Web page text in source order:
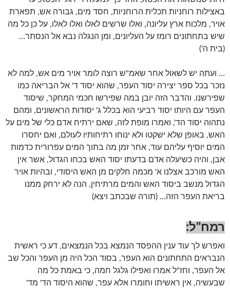
באצילות רוחניות תכלית הרוחניות, חסד מים, גבורה אש, תפארת
אויר, מלכות ארץ עליונה, ואלו שרשים לאלו ואלו לאלו, על כן כל מה
שיש בתחתונים רומז על העליונים, ומן הנגלה נבא אל הנסתר…
(בית ה')
… ועתה יש לשאול אחר שאמ"ש רוצה לומר אויר מים אש, למה לא
נזכר בכל ספר יצירה יסוד העפר, שהוא יסוד ד' אל הבריאה כמו
שפירשנו. והדבר הזה יובן במה שפירשו חכמי המחקר, שיסוד
העפר עם היותו יסוד רביעי הוא בכלל ג' יסודות הראשונים, ומהם
נתהוה יסוד הד', ואמרו מופת לזה, שאם ירתיח אדם כלי של מים על
האש, באופן שלא ישקטו ולא ינוחו רתיחותיו לעולם, ואם יחסרו
המים יוסיף עליהם עוד, אחר זמן מה בתוך המים עפרורית כדמות
אבן, והיה כשיעלה אדם בדעתו יסוד האש בכחו הגדול, אשר אין
האש מורכב אצלנו א' מכמה חלקים מן האש היסודי, ובהיות אויר
הגדול מנשב ביסוד האש והמים מרתיחין, הנה לא ירחק ממנו
בריאת העפר הזה… (תורה שבכתב ויצא)
רמח"ל:
ואפרש לך עוד ענין ההפסד הנמצא בכל הנמצאים, דע כי ראשית
הנבראים התחתונים הוא העפר, בסוד הכל היה מן העפר והכל שב
אל העפר, וחז"ל אמרו ואפילו גלגל חמה, כי באמת כל מה
שבעשיה, אין ראשיתו וחומרו אלא עפר, שהוא היסוד הד' מד'